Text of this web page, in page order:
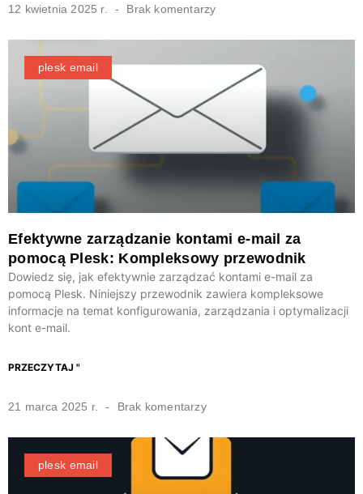
12 kwietnia 2025 r. Brak komentarzy
plesk email
Efektywne zarządzanie kontami e-mail za
pomocą Plesk: Kompleksowy przewodnik
Dowiedz się, jak efektywnie zarządzać kontami e-mail za
pomocą Plesk. Niniejszy przewodnik zawiera kompleksowe
informacje na temat konfigurowania, zarządzania i optymalizacji
kont e-mail.
PRZECZYTAJ "
21 marca 2025 r. Brak komentarzy
plesk email